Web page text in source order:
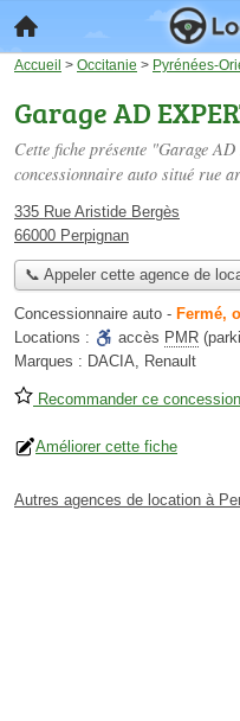
Accueil > Occitanie > Pyrénées-
Garage AD
Cette fiche présente "Garage
concessionnaire auto situé rue
335 Rue Aristide Bergès
66000 Perpignan
📞 Appeler cette agence de
Concessionnaire auto - Fermé,
Locations :
accès PMR
Marques : DACIA, Renault
Recommander ce
Améliorer cette fiche
Autres agences de location à